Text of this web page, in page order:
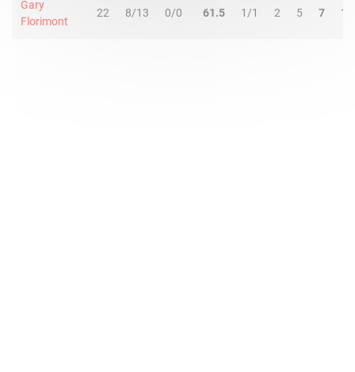
Gary
Florimont
22 8/13 0/0 61.5 1/1 2 5 7 1